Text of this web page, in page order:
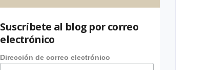
Suscríbete al blog por correo
electrónico
Dirección de correo electrónico